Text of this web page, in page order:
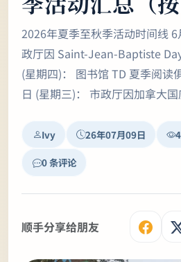
2026年夏季至秋季活动时间线
政厅因 Saint-Jean-Baptiste
(星期四)： 图书馆 TD 夏季阅读
日 (星期三)： 市政厅因加拿大
Ivy 26年07月09日
0 条评论
顺手分享给朋友